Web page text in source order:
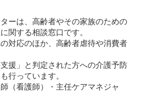
ーは、高齢者やその家族のための
関する相談窓口です。
対応のほか、高齢者虐待や消費者
援」と判定された方への介護予防
行っています。
（看護師）・主任ケアマネジャ